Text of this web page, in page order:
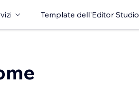
Template dell'Editor Studio